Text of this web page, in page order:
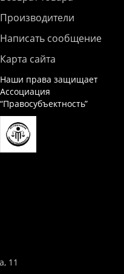
Производители
Написать сообщение
Карта сайта
Наши права защищает
Ассоциация
“Правосубъектность”
11